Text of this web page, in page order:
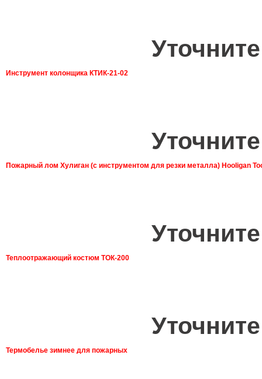
Инструмент колонщика КТИК-21-02
Пожарный лом Хулиган (с инструментом для резки металла) Hooligan
Теплоотражающий костюм ТОК-200
Термобелье зимнее для пожарных